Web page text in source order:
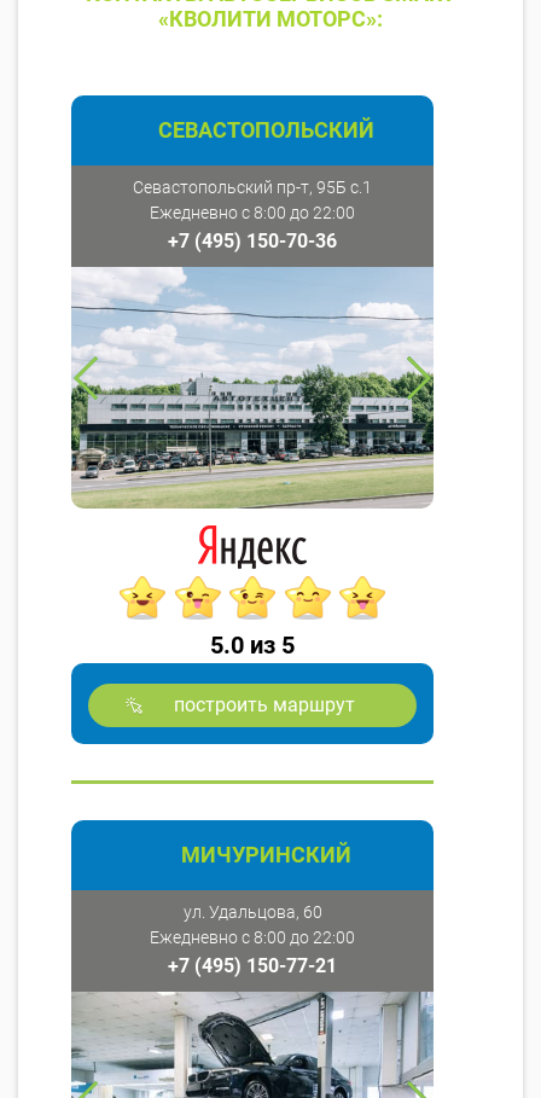
«КВОЛИТИ МОТОРС»:
СЕВАСТОПОЛЬСКИЙ
Севастопольский пр-т, 95Б с.1
Ежедневно с 8:00 до 22:00
+7 (495) 150-70-36
5.0 из 5
построить маршрут
МИЧУРИНСКИЙ
ул. Удальцова, 60
Ежедневно с 8:00 до 22:00
+7 (495) 150-77-21